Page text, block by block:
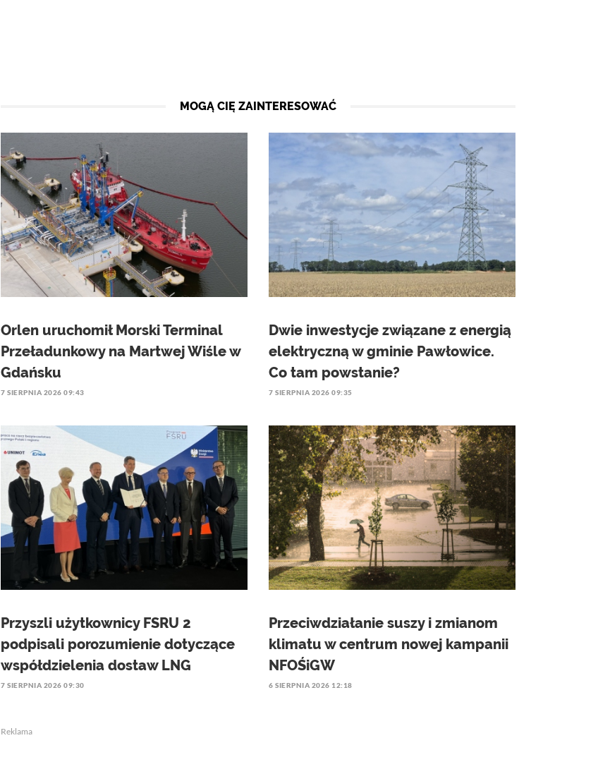
MOGĄ CIĘ ZAINTERESOWAĆ
Orlen uruchomił Morski Terminal
Przeładunkowy na Martwej Wiśle w
Gdańsku
7 SIERPNIA 2026 09:43
Dwie inwestycje związane z energią
elektryczną w gminie Pawłowice.
Co tam powstanie?
7 SIERPNIA 2026 09:35
Przyszli użytkownicy FSRU 2
podpisali porozumienie dotyczące
współdzielenia dostaw LNG
7 SIERPNIA 2026 09:30
Przeciwdziałanie suszy i zmianom
klimatu w centrum nowej kampanii
NFOŚiGW
6 SIERPNIA 2026 12:18
Reklama